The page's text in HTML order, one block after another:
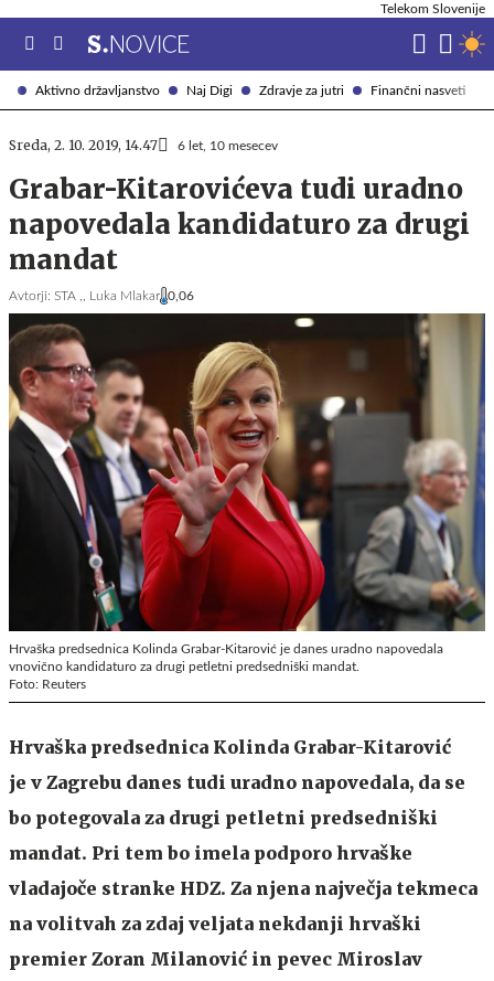
Aktivno državljanstvo Naj Digi Zdravje za jutri Finančni nasveti
Telekom Slovenije
Sreda, 2. 10. 2019, 14.47 6 let, 10 mesecev
Grabar-Kitarovićeva tudi uradno
napovedala kandidaturo za drugi
mandat
Avtorji: STA ,, Luka Mlakar 0,06
Hrvaška predsednica Kolinda Grabar-Kitarović je danes uradno napovedala
vnovično kandidaturo za drugi petletni predsedniški mandat.
Foto: Reuters
Hrvaška predsednica Kolinda Grabar-Kitarović
je v Zagrebu danes tudi uradno napovedala, da se
bo potegovala za drugi petletni predsedniški
mandat. Pri tem bo imela podporo hrvaške
vladajoče stranke HDZ. Za njena največja tekmeca
na volitvah za zdaj veljata nekdanji hrvaški
premier Zoran Milanović in pevec Miroslav